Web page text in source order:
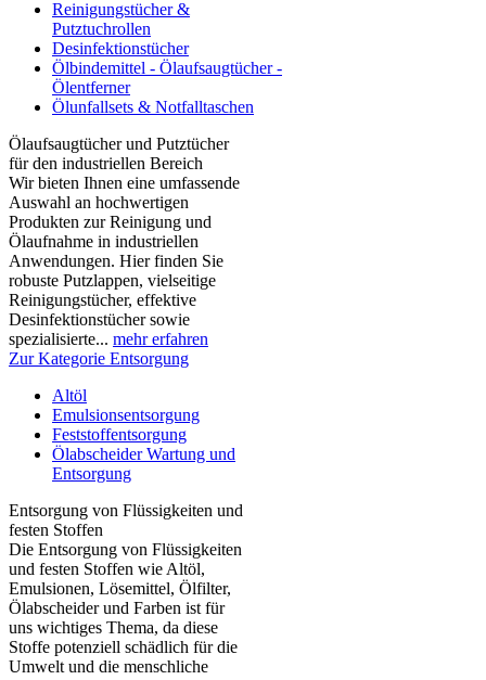
Reinigungstücher &
Putztuchrollen
Desinfektionstücher
Ölbindemittel - Ölaufsaugtücher -
Ölentferner
Ölunfallsets & Notfalltaschen
Ölaufsaugtücher und Putztücher
für den industriellen Bereich
Wir bieten Ihnen eine umfassende
Auswahl an hochwertigen
Produkten zur Reinigung und
Ölaufnahme in industriellen
Anwendungen. Hier finden Sie
robuste Putzlappen, vielseitige
Reinigungstücher, effektive
Desinfektionstücher sowie
spezialisierte... mehr erfahren
Zur Kategorie Entsorgung
Altöl
Emulsionsentsorgung
Feststoffentsorgung
Ölabscheider Wartung und
Entsorgung
Entsorgung von Flüssigkeiten und
festen Stoffen
Die Entsorgung von Flüssigkeiten
und festen Stoffen wie Altöl,
Emulsionen, Lösemittel, Ölfilter,
Ölabscheider und Farben ist für
uns wichtiges Thema, da diese
Stoffe potenziell schädlich für die
Umwelt und die menschliche